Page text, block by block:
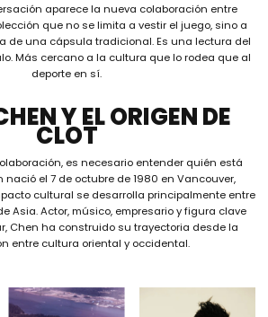
aparece la nueva colaboración entre
que no se limita a vestir el juego, sino a
de una cápsula tradicional. Es una lectura del
Más cercano a la cultura que lo rodea que al
deporte en sí.
Y EL ORIGEN DE
CLOT
es necesario entender quién está
nació el 7 de octubre de 1980 en Vancouver,
cultural se desarrolla principalmente entre
Asia. Actor, músico, empresario y figura clave
Chen ha construido su trayectoria desde la
entre cultura oriental y occidental.